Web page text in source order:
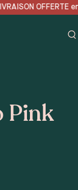
Pink